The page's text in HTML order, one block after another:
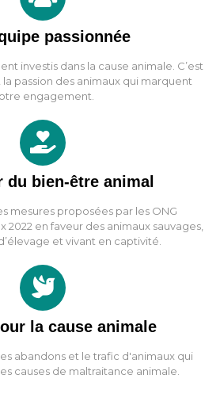
passionnée
investis dans la cause animale. C’est
passion des animaux qui marquent
engagement.
du bien-être animal
mesures proposées par les ONG
2022 en faveur des animaux sauvages,
et vivant en captivité.
la cause animale
abandons et le trafic d'animaux qui
causes de maltraitance animale.